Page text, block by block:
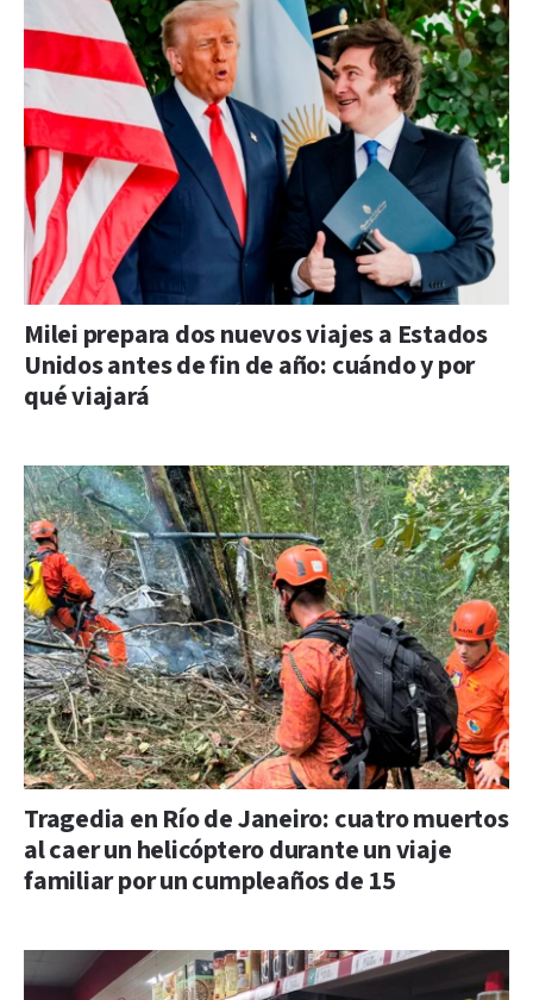
Milei prepara dos nuevos viajes a Estados
Unidos antes de fin de año: cuándo y por
qué viajará
Tragedia en Río de Janeiro: cuatro muertos
al caer un helicóptero durante un viaje
familiar por un cumpleaños de 15